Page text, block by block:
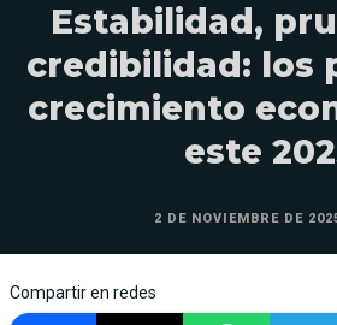
Estabilidad,
credibilidad: los
crecimiento
este
2 DE NOVIEMBRE DE
Compartir en redes